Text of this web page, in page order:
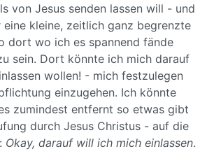
von Jesus senden lassen will - und
eine kleine, zeitlich ganz begrenzte
dort wo ich es spannend fände
sein. Dort könnte ich mich darauf
wollen! - mich festzulegen
einzugehen. Ich könnte
zumindest entfernt so etwas gibt
durch Jesus Christus - auf die
Okay, darauf will ich mich einlassen.